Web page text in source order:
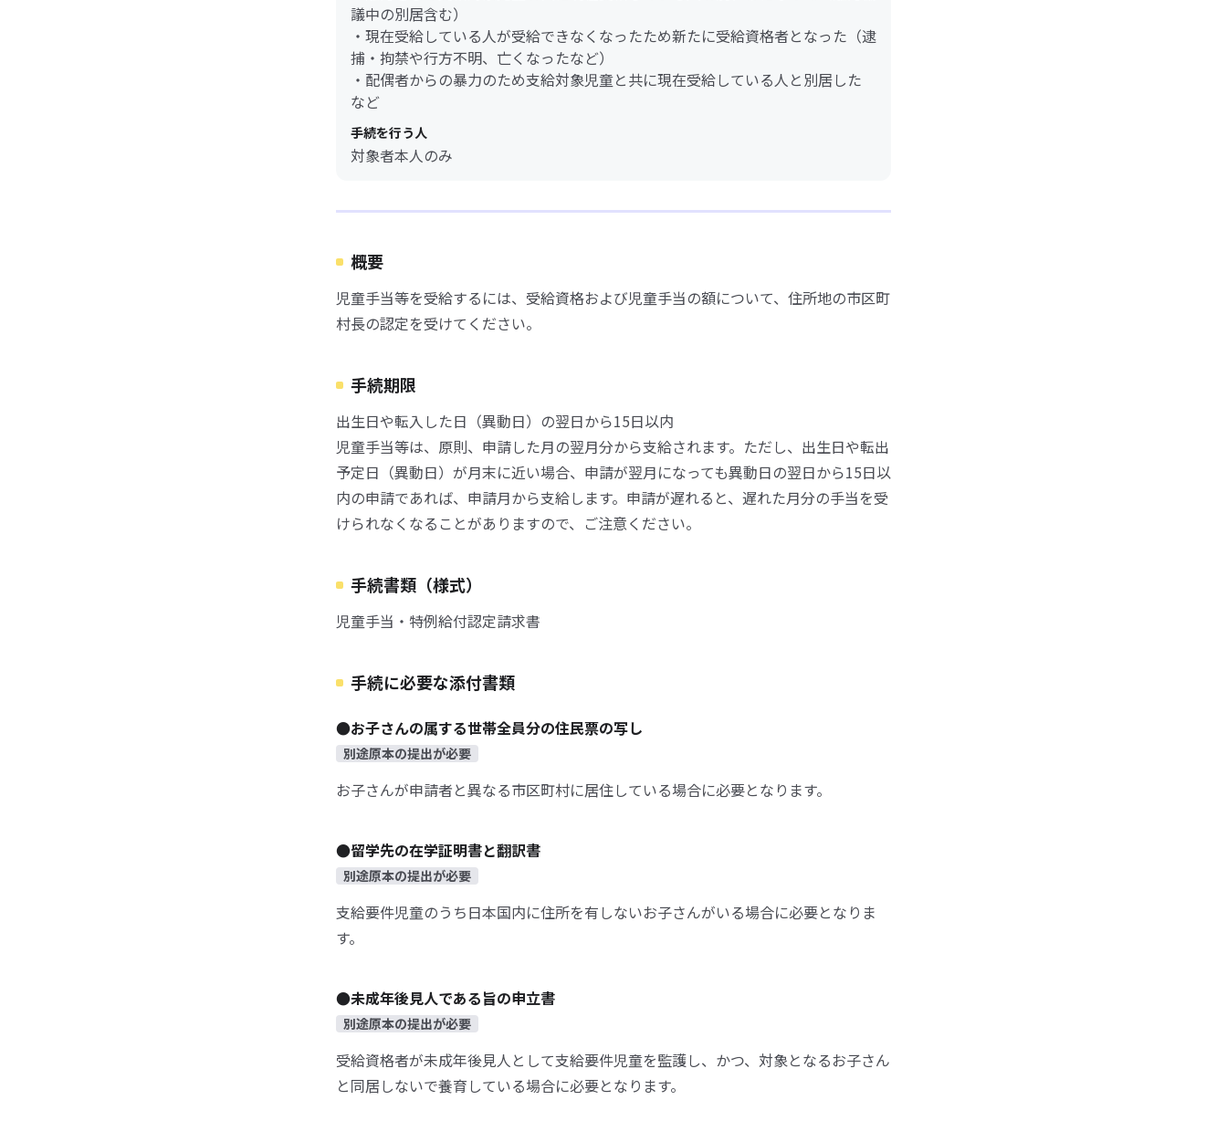
議中の別居含む）
・現在受給している人が受給できなくなったため新たに受給資格者となった（逮
捕・拘禁や行方不明、亡くなったなど）
・配偶者からの暴力のため支給対象児童と共に現在受給している人と別居した
など
手続を行う人
対象者本人のみ
概要
児童手当等を受給するには、受給資格および児童手当の額について、住所地の市区町
村長の認定を受けてください。
手続期限
出生日や転入した日（異動日）の翌日から15日以内
児童手当等は、原則、申請した月の翌月分から支給されます。ただし、出生日や転出
予定日（異動日）が月末に近い場合、申請が翌月になっても異動日の翌日から15日以
内の申請であれば、申請月から支給します。申請が遅れると、遅れた月分の手当を受
けられなくなることがありますので、ご注意ください。
手続書類（様式）
児童手当・特例給付認定請求書
手続に必要な添付書類
●お子さんの属する世帯全員分の住民票の写し
別途原本の提出が必要
お子さんが申請者と異なる市区町村に居住している場合に必要となります。
●留学先の在学証明書と翻訳書
別途原本の提出が必要
支給要件児童のうち日本国内に住所を有しないお子さんがいる場合に必要となりま
す。
●未成年後見人である旨の申立書
別途原本の提出が必要
受給資格者が未成年後見人として支給要件児童を監護し、かつ、対象となるお子さん
と同居しないで養育している場合に必要となります。